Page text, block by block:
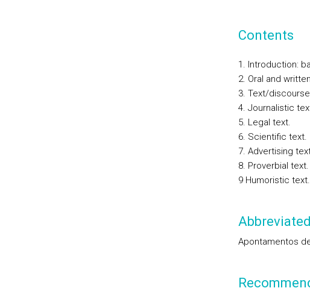
Contents
1. Introduction:
2. Oral and
3. Text/
4. Journalistic
5. Legal text.
6. Scientific text.
7. Advertising
8. Proverbial text.
9 Humoristic text.
Apontamentos